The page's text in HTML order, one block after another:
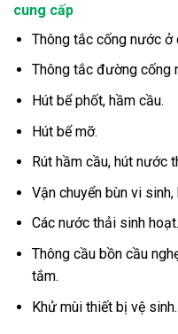
cung cấp
Thông tắc cống nước ở
Thông tắc đường cống
Hút bể phốt, hầm cầu.
Hút bể mỡ.
Rút hầm cầu, hút nước
Vận chuyển bùn vi sinh,
Các nước thải sinh hoạt.
Thông cầu bồn cầu
tắm.
Khử mùi thiết bị vệ